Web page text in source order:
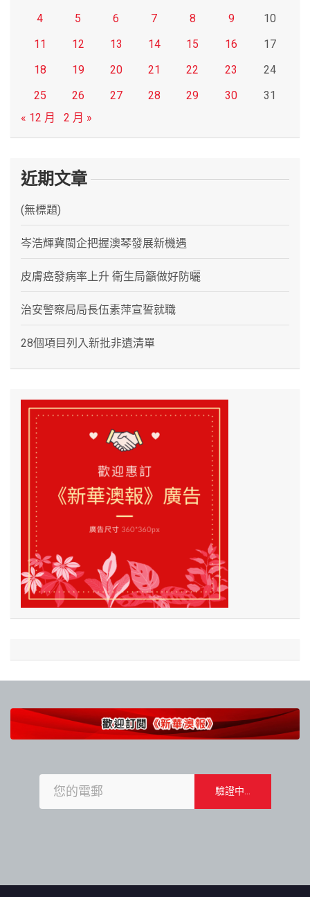
4
5 6 7 8 9
10
11
12 13 14 15 16
17
18
19 20 21 22 23
24
25
26 27 28 29 30
31
« 12 月
2 月 »
近期文章
(無標題)
岑浩輝冀閩企把握澳琴發展新機遇
皮膚癌發病率上升 衛生局籲做好防曬
治安警察局局長伍素萍宣誓就職
28個項目列入新批非遺清單